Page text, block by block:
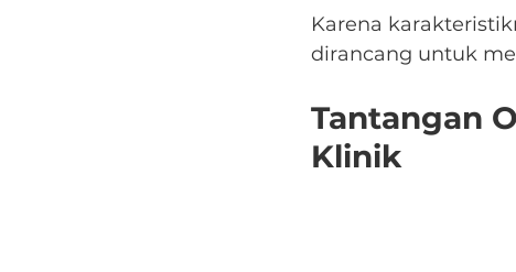
Karena
dirancang untuk
Tantangan
Klinik